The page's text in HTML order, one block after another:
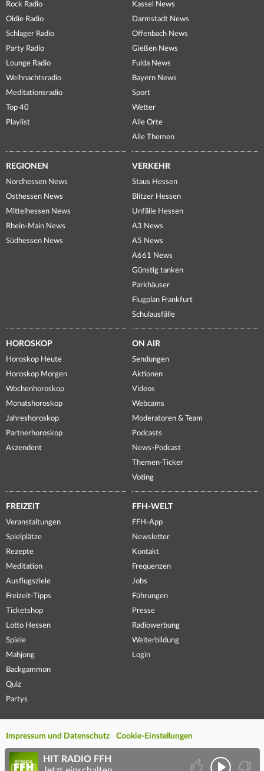
Rock Radio
Oldie Radio
Schlager Radio
Party Radio
Lounge Radio
Weihnachtsradio
Meditationsradio
Top 40
Playlist
Kassel News
Darmstadt News
Offenbach News
Gießen News
Fulda News
Bayern News
Sport
Wetter
Alle Orte
Alle Themen
REGIONEN
Nordhessen News
Osthessen News
Mittelhessen News
Rhein-Main News
Südhessen News
VERKEHR
Staus Hessen
Blitzer Hessen
Unfälle Hessen
A3 News
A5 News
A661 News
Günstig tanken
Parkhäuser
Flugplan Frankfurt
Schulausfälle
HOROSKOP
Horoskop Heute
Horoskop Morgen
Wochenhoroskop
Monatshoroskop
Jahreshoroskop
Partnerhoroskop
Aszendent
ON AIR
Sendungen
Aktionen
Videos
Webcams
Moderatoren & Team
Podcasts
News-Podcast
Themen-Ticker
Voting
FREIZEIT
Veranstaltungen
Spielplätze
Rezepte
Meditation
Ausflugsziele
Freizeit-Tipps
Ticketshop
Lotto Hessen
Spiele
Mahjong
Backgammon
Quiz
Partys
FFH-WELT
FFH-App
Newsletter
Kontakt
Frequenzen
Jobs
Führungen
Presse
Radiowerbung
Weiterbildung
Login
Impressum und Datenschutz Cookie-Einstellungen
HIT RADIO FFH